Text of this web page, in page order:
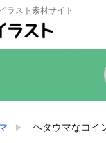
ラスト素材サイト
ヘタウマなコイ